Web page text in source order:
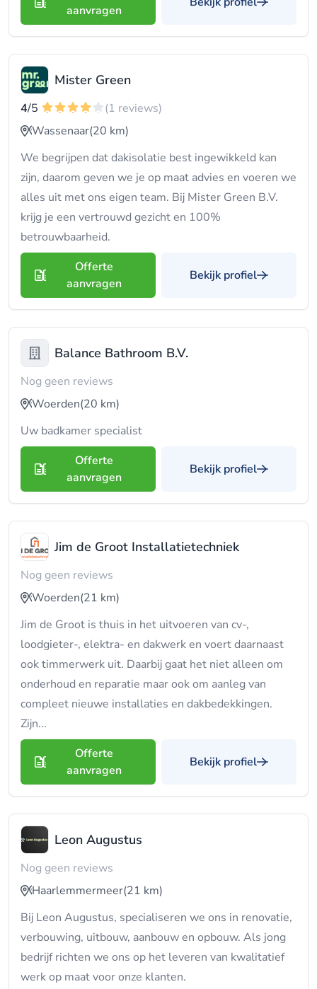
aanvragen
Mister Green
4/5
(1 reviews)
Wassenaar(20 km)
We begrijpen dat dakisolatie best ingewikkeld kan
zijn, daarom geven we je op maat advies en voeren we
alles uit met ons eigen team. Bij Mister Green B.V.
krijg je een vertrouwd gezicht en 100%
betrouwbaarheid.
Offerte
aanvragen
Bekijk profiel
Balance Bathroom B.V.
Nog geen reviews
Woerden(20 km)
Uw badkamer specialist
Offerte
aanvragen
Bekijk profiel
Jim de Groot Installatietechniek
Nog geen reviews
Woerden(21 km)
Jim de Groot is thuis in het uitvoeren van cv-,
loodgieter-, elektra- en dakwerk en voert daarnaast
ook timmerwerk uit. Daarbij gaat het niet alleen om
onderhoud en reparatie maar ook om aanleg van
compleet nieuwe installaties en dakbedekkingen.
Zijn...
Offerte
aanvragen
Bekijk profiel
Leon Augustus
Nog geen reviews
Haarlemmermeer(21 km)
Bij Leon Augustus, specialiseren we ons in renovatie,
verbouwing, uitbouw, aanbouw en opbouw. Als jong
bedrijf richten we ons op het leveren van kwalitatief
werk op maat voor onze klanten.